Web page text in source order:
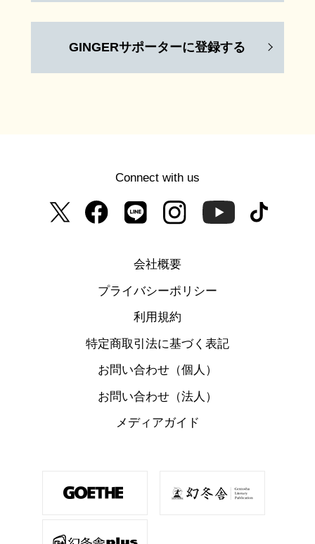
GINGERサポーターに登録する
Connect with us
会社概要
プライバシーポリシー
利用規約
特定商取引法に基づく表記
お問い合わせ（個人）
お問い合わせ（法人）
メディアガイド